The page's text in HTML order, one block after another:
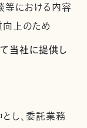
等における内容
上のため
当社に提供し
し、委託業務